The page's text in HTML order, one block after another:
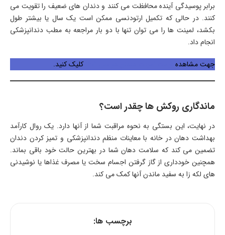
برابر پوسیدگی آینده محافظت می کنند و دندان های ضعیف را تقویت می
کنند. در حالی که تکمیل ارتودنسی ممکن است یک سال یا بیشتر طول
بکشد، لمینت ها را می توان تنها با دو بار مراجعه به مطب دندانپزشکی
انجام داد.
جهت مشاهده
کلیک کنید.
ماندگاری روکش ها چقدر است؟
در نهایت، این بستگی به نحوه مراقبت شما از آنها دارد. یک روال کارآمد
بهداشت دهان در خانه با معاینات منظم دندانپزشکی و تمیز کردن دندان
تضمین می کند که سلامت دهان شما در بهترین حالت خود باقی بماند.
همچنین خودداری از گاز گرفتن اجسام سخت یا مصرف غذاها یا نوشیدنی
های لکه زا به سفید ماندن آنها کمک می کند.
برچسب ها: